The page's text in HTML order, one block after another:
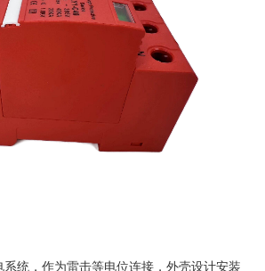
统，作为雷击等电位连接，外壳设计安装